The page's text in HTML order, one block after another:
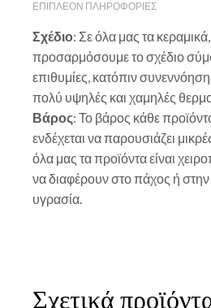
ΕΠΙΠΛΕΟΝ ΠΛΗΡΟΦΟΡΙΕΣ
Σχέδιο: Σε όλα μας τα
προσαρμόσουμε το σχέδιο
επιθυμίες, κατόπιν
πολύ υψηλές και χαμηλές
Βάρος: Το βάρος κάθε
ενδέχεται να παρουσιάζει
όλα μας τα προϊόντα είναι
να διαφέρουν στο πάχος ή στην
υγρασία.
Σχετικά